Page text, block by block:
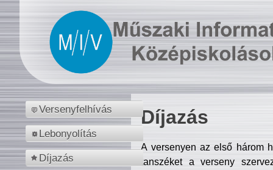
Versenyfelhívás
Lebonyolítás
Díjazás
Díjazás
A versenyen az első három
tanszéket a verseny